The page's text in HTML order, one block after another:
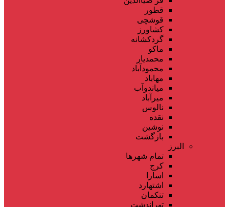
قطور
قوشچی
کشاورز
گردکشانه
ماکو
محمدیار
محمودآباد
مهاباد
میاندوآب
میرآباد
نالوس
نقده
نوشین
بازگشت
البرز
تمام شهر‌ها
کرج
اسارا
اشتهارد
تنکمان
تهراندشت